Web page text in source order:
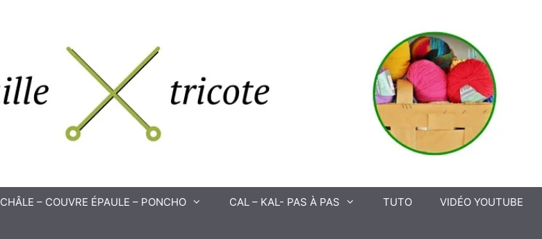
CHÂLE – COUVRE ÉPAULE – PONCHO CAL – KAL- PAS À PAS TUTO VIDÉO YOUTUBE